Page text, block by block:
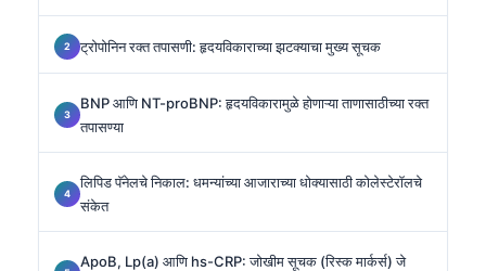
ट्रोपोनिन रक्त तपासणी: हृदयविकाराच्या झटक्याचा मुख्य सूचक
BNP आणि NT-proBNP: हृदयविकारामुळे होणाऱ्या ताणासाठीच्या रक्त
तपासण्या
लिपिड पॅनेलचे निकाल: धमन्यांच्या आजाराच्या धोक्यासाठी कोलेस्टेरॉलचे
संकेत
ApoB, Lp(a) आणि hs-CRP: जोखीम सूचक (रिस्क मार्कर्स) जे